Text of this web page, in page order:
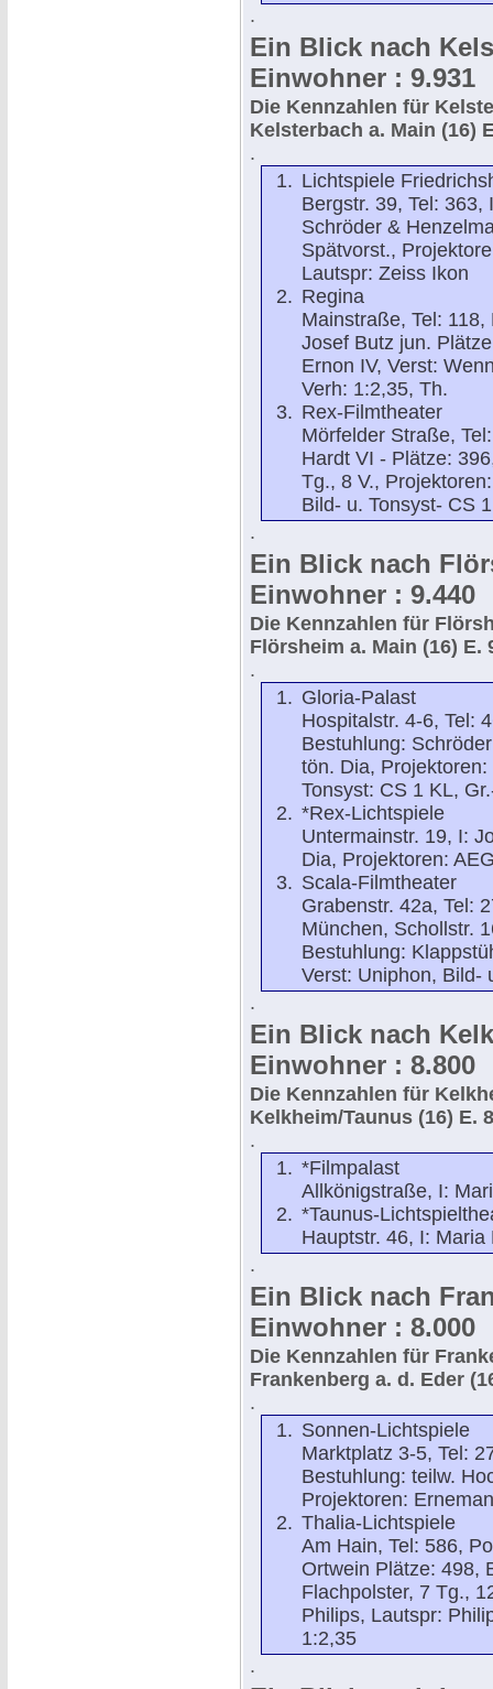
.
Ein Blick nach
Einwohner : 9.931
Die Kennzahlen für
Kelsterbach a. Main (16)
.
Lichtspiele
Bergstr. 39, Tel:
Schröder &
Spätvorst.,
Lautspr: Zeiss Ikon
Regina
Mainstraße, Tel:
Josef Butz jun.
Ernon IV, Verst:
Verh: 1:2,35, Th.
Rex-Filmtheater
Mörfelder Straße,
Hardt VI - Plätze:
Tg., 8 V.,
Bild- u. Tonsyst- CS
.
Ein Blick nach
Einwohner : 9.440
Die Kennzahlen für
Flörsheim a. Main (16) E.
.
Gloria-Palast
Hospitalstr. 4-6, Tel:
Bestuhlung:
tön. Dia,
Tonsyst: CS 1 KL,
*Rex-Lichtspiele
Untermainstr. 19, I:
Dia, Projektoren:
Scala-Filmtheater
Grabenstr. 42a, Tel:
München, Schollstr.
Bestuhlung:
Verst: Uniphon, Bild-
.
Ein Blick nach
Einwohner : 8.800
Die Kennzahlen für
Kelkheim/Taunus (16) E.
.
*Filmpalast
Allkönigstraße, I:
*Taunus-
Hauptstr. 46, I:
.
Ein Blick nach
Einwohner : 8.000
Die Kennzahlen für
Frankenberg a. d. Eder
.
Sonnen-Lichtspiele
Marktplatz 3-5, Tel:
Bestuhlung: teilw.
Projektoren:
Thalia-Lichtspiele
Am Hain, Tel: 586,
Ortwein Plätze: 498,
Flachpolster, 7 Tg.,
Philips, Lautspr:
1:2,35
.